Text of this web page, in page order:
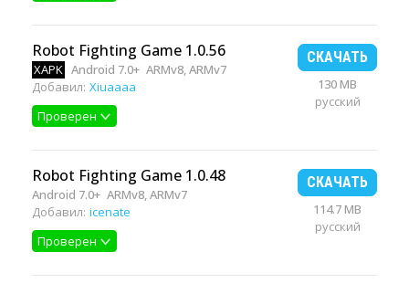
Robot Fighting Game 1.0.56
XAPK Android 7.0+ ARMv8, ARMv7
Добавил: Xiuaaaa
Проверен
СКАЧАТЬ
130 MB
русский
Robot Fighting Game 1.0.48
Android 7.0+ ARMv8, ARMv7
Добавил: icenate
Проверен
СКАЧАТЬ
114.7 MB
русский